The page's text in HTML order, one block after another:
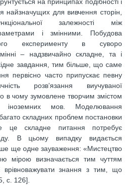
на принципах подібності і
найзначущих для вивчення сторін,
залежності між
і змінними. Побудова
експерименту в суворо
– надзвичайно складне, та і
завдання, тим більше, що саме
первісно часто припускає певну
розв’язання виучуваної
в чому зумовлене творчим змістом
іноземних мов. Моделювання
складних проблем постановки
це складне питання потребує
В цьому випадку видається
ще одне зауваження: «Мистецтво
мірою визначається тим чуттям
врівноважувати знання з тим, що
с. 126].